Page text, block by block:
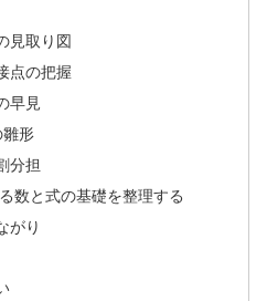
見取り図
点の把握
早見
形
分担
数と式の基礎を整理する
がり